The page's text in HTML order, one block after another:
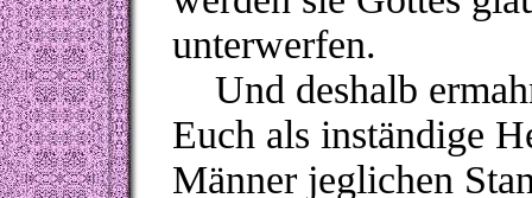
unterwerfen.
Und deshalb
Euch als inständige
Männer jeglichen